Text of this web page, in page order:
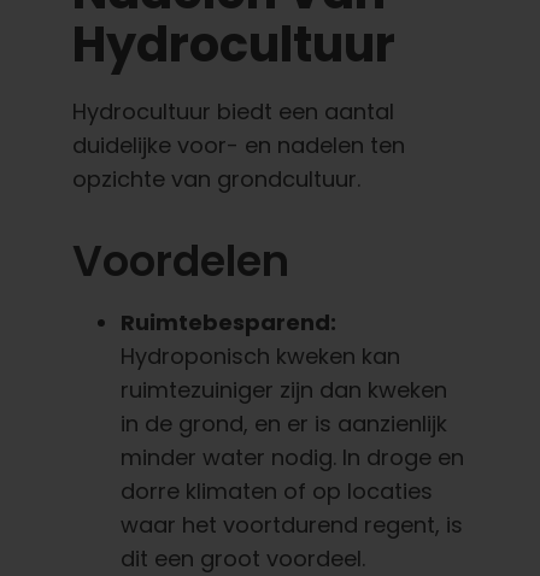
Hydrocultuur
Hydrocultuur biedt een aantal
duidelijke voor- en nadelen ten
opzichte van grondcultuur.
Voordelen
Ruimtebesparend:
Hydroponisch kweken kan
ruimtezuiniger zijn dan kweken
in de grond, en er is aanzienlijk
minder water nodig. In droge en
dorre klimaten of op locaties
waar het voortdurend regent, is
dit een groot voordeel.